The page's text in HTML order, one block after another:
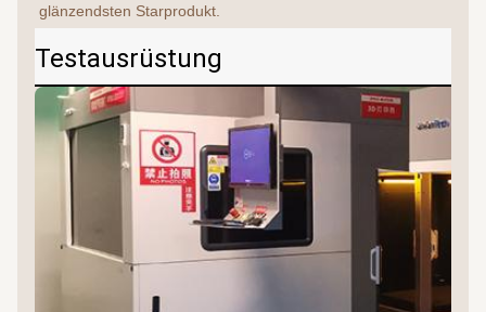
glänzendsten Starprodukt.
Testausrüstung